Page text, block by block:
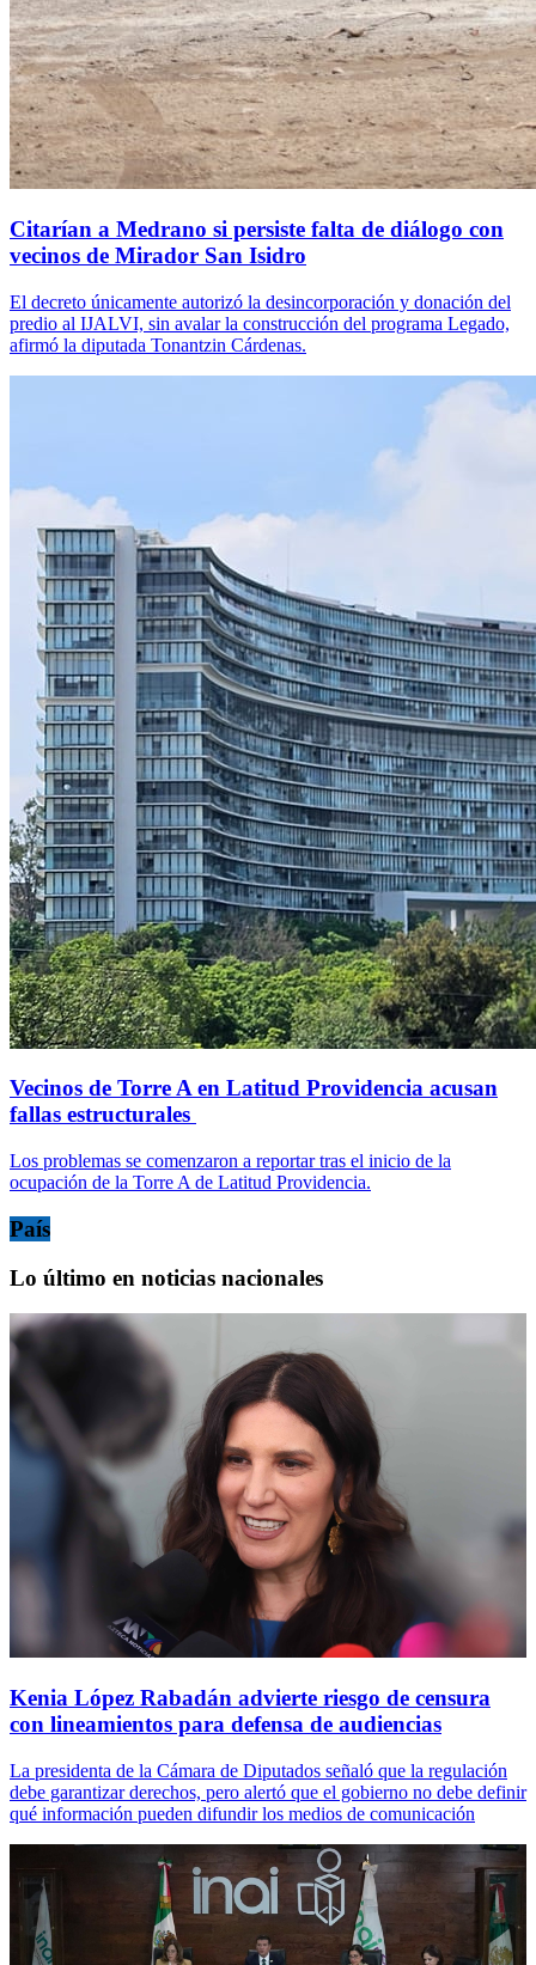
Citarían a Medrano si persiste falta de diálogo con
vecinos de Mirador San Isidro
El decreto únicamente autorizó la desincorporación y donación del
predio al IJALVI, sin avalar la construcción del programa Legado,
afirmó la diputada Tonantzin Cárdenas.
Vecinos de Torre A en Latitud Providencia acusan
fallas estructurales
Los problemas se comenzaron a reportar tras el inicio de la
ocupación de la Torre A de Latitud Providencia.
País
Lo último en noticias nacionales
Kenia López Rabadán advierte riesgo de censura
con lineamientos para defensa de audiencias
La presidenta de la Cámara de Diputados señaló que la regulación
debe garantizar derechos, pero alertó que el gobierno no debe definir
qué información pueden difundir los medios de comunicación